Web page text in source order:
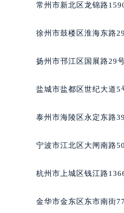
昆明市
西安市
唐山市
内蒙古
重庆市
黑龙江
黑龙江
黑龙江
常州市新北区龙锦路
徐州市鼓楼区淮海东路
扬州市邗江区国展路29
盐城市盐都区世纪大道5
泰州市海陵区永定东路
宁波市江北区大闸南路
杭州市上城区钱江路
金华市金东区东市南街